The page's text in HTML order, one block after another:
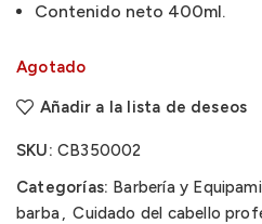
Contenido neto 400ml.
Agotado
Añadir a la lista de deseos
SKU: CB350002
Categorías: Barbería y
barba, Cuidado del cabello